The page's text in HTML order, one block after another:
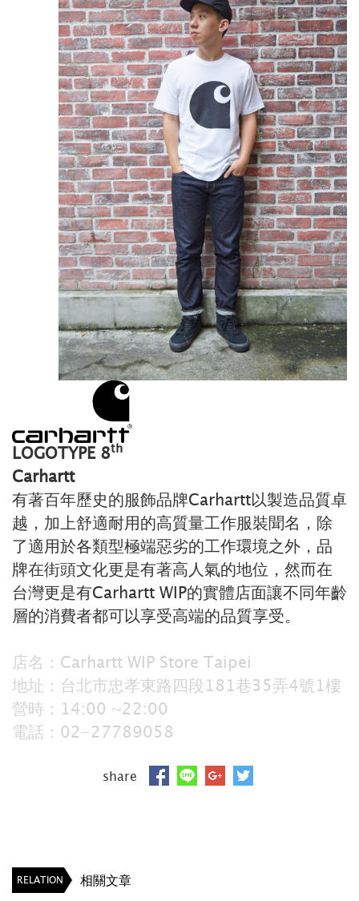
LOGOTYPE 8th
Carhartt
有著百年歷史的服飾品牌Carhartt以製造品質卓
越，加上舒適耐用的高質量工作服裝聞名，除
了適用於各類型極端惡劣的工作環境之外，品
牌在街頭文化更是有著高人氣的地位，然而在
台灣更是有Carhartt WIP的實體店面讓不同年齡
層的消費者都可以享受高端的品質享受。
店名：Carhartt WIP Store Taipei
地址：台北市忠孝東路四段181巷35弄4號1樓
營時：14:00 ~22:00
電話：02-27789058
share
RELATION 相關文章